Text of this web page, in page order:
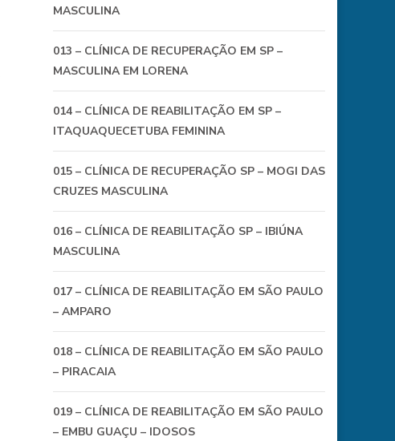
MASCULINA
013 – CLÍNICA DE RECUPERAÇÃO EM SP –
MASCULINA EM LORENA
014 – CLÍNICA DE REABILITAÇÃO EM SP –
ITAQUAQUECETUBA FEMININA
015 – CLÍNICA DE RECUPERAÇÃO SP – MOGI DAS
CRUZES MASCULINA
016 – CLÍNICA DE REABILITAÇÃO SP – IBIÚNA
MASCULINA
017 – CLÍNICA DE REABILITAÇÃO EM SÃO PAULO
– AMPARO
018 – CLÍNICA DE REABILITAÇÃO EM SÃO PAULO
– PIRACAIA
019 – CLÍNICA DE REABILITAÇÃO EM SÃO PAULO
– EMBU GUAÇU – IDOSOS